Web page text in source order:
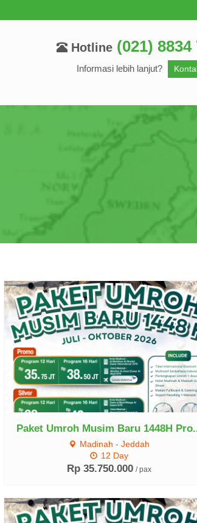
Hotline (021) 8834
Informasi lebih lanjut?
Paket Umroh Musim Baru 1448H
Madinah - Jeddah
12 Day
Rp 35.750.000 / pax